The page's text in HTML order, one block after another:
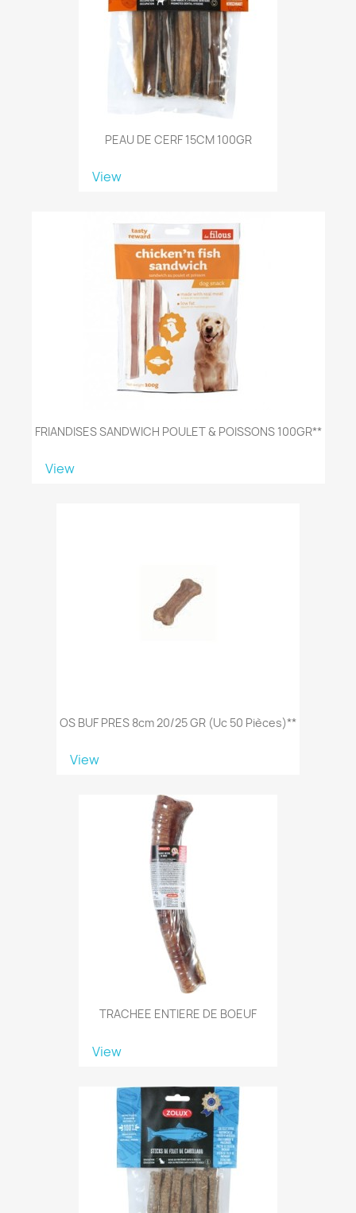
PEAU DE CERF 15CM 100GR
View
FRIANDISES SANDWICH POULET & POISSONS 100GR**
View
OS BUF PRES 8cm 20/25 GR (uc 50 Pièces)**
View
TRACHEE ENTIERE DE BOEUF
View